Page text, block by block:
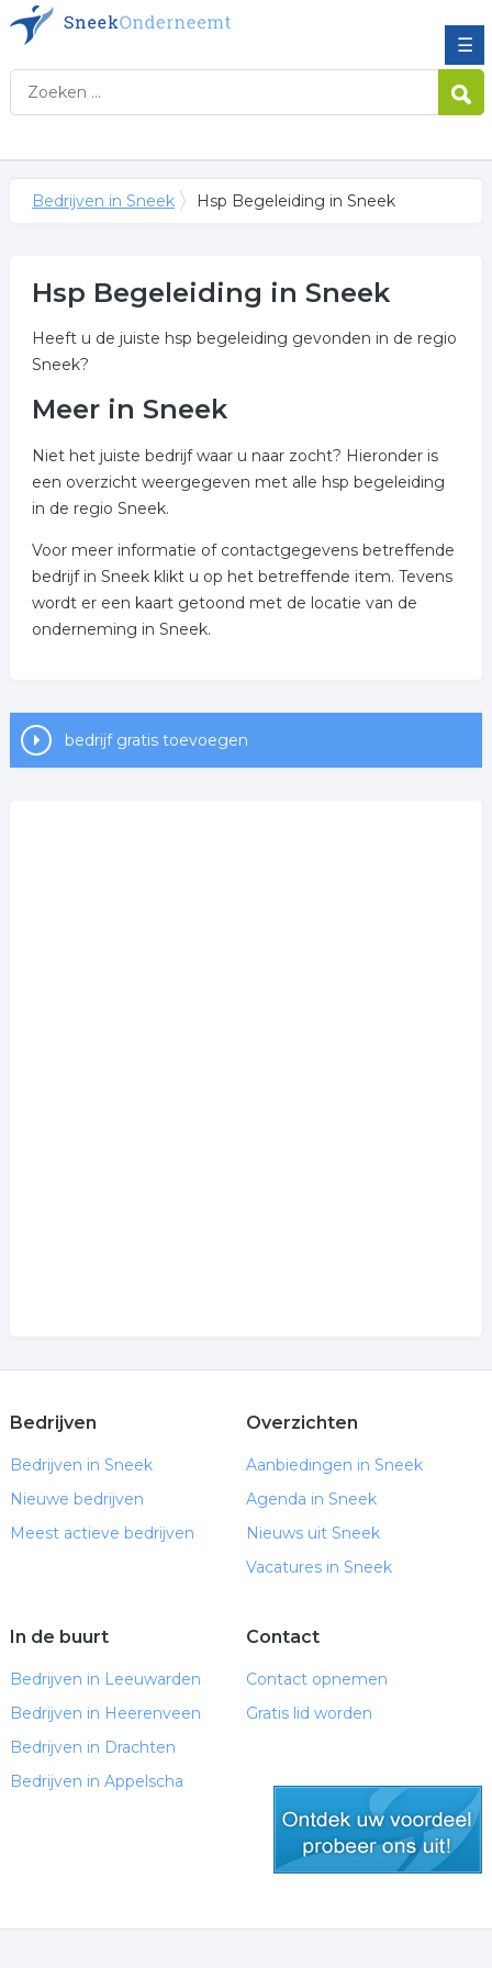
☰
Bedrijven in Sneek Hsp Begeleiding in Sneek
Hsp Begeleiding in Sneek
Heeft u de juiste hsp begeleiding gevonden in de regio
Sneek?
Meer in Sneek
Niet het juiste bedrijf waar u naar zocht? Hieronder is
een overzicht weergegeven met alle hsp begeleiding
in de regio Sneek.
Voor meer informatie of contactgegevens betreffende
bedrijf in Sneek klikt u op het betreffende item. Tevens
wordt er een kaart getoond met de locatie van de
onderneming in Sneek.
bedrijf gratis toevoegen
Bedrijven
Bedrijven in Sneek
Nieuwe bedrijven
Meest actieve bedrijven
Overzichten
Aanbiedingen in Sneek
Agenda in Sneek
Nieuws uit Sneek
Vacatures in Sneek
In de buurt
Bedrijven in Leeuwarden
Bedrijven in Heerenveen
Bedrijven in Drachten
Bedrijven in Appelscha
Contact
Contact opnemen
Gratis lid worden